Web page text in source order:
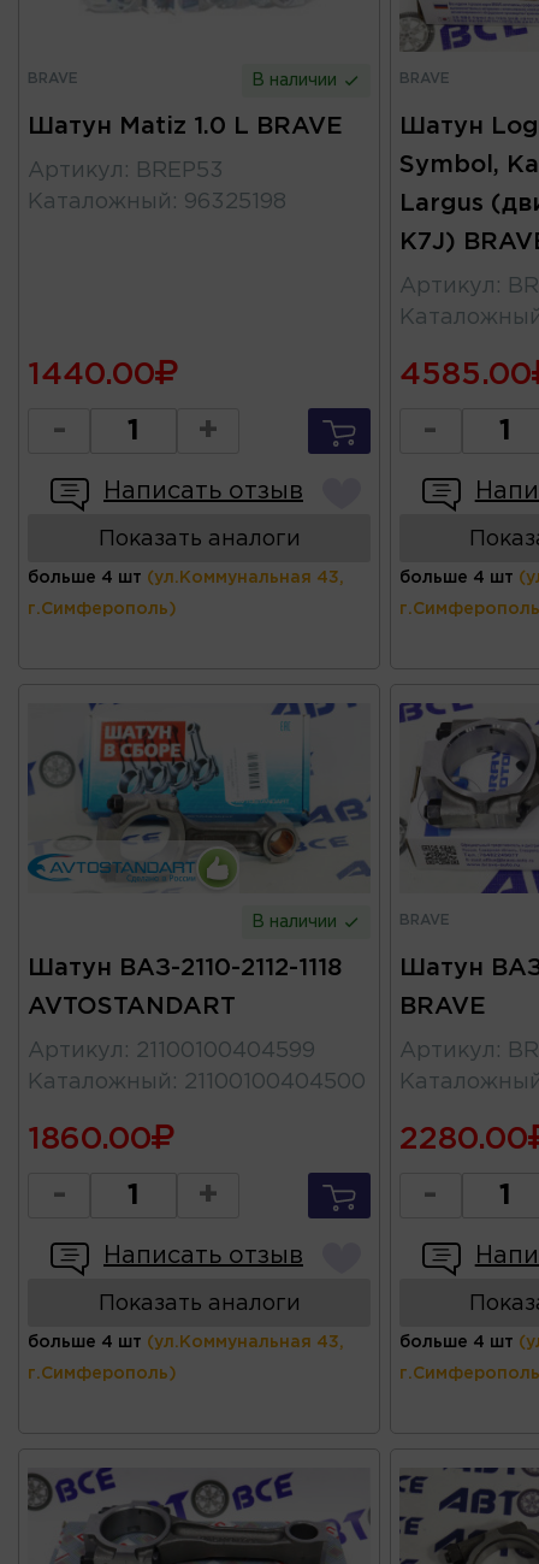
BRAVE В наличии
Шатун Matiz 1.0 L BRAVE
Артикул :
BREP53
Каталожный : 96325198
1440.00
- +
Написать отзыв
Показать аналоги
больше 4 шт (ул.Коммунальная 43,
г.Симферополь)
BRAVE
Шатун
Symbol,
Largus
K7J)
Артикул :
4585.00
-
больше 4 шт
В наличии
Шатун ВАЗ-2110-2112-1118
AVTOSTANDART
Артикул : 21100100404599
Каталожный : 21100100404500
1860.00
- +
Написать отзыв
Показать аналоги
больше 4 шт (ул.Коммунальная 43,
г.Симферополь)
BRAVE
Шатун ВАЗ-
BRAVE
Артикул :
2280.00
-
больше 4 шт